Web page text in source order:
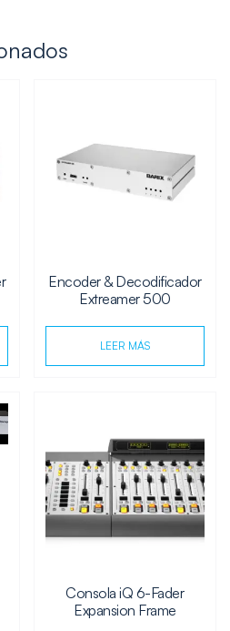
Encoder & Decodificador
Extreamer 500
LEER MÁS
Consola iQ 6-Fader
Expansion Frame